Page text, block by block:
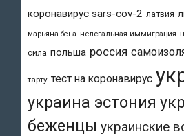
коронавирус sars-cov-2 латвия
марьяна беца нелегальная иммиграция
сила польша россия
тарту тест на коронавирус
украина эстония
беженцы украинские